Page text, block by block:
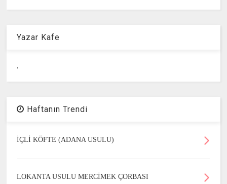
Yazar Kafe
.
Haftanın Trendi
İÇLİ KÖFTE (ADANA USULU)
LOKANTA USULU MERCİMEK ÇORBASI